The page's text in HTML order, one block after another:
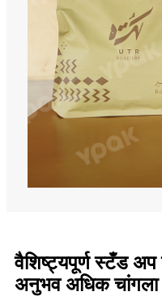
वैशिष्ट्यपूर्ण स्टँड
अनुभव अधिक चांगला